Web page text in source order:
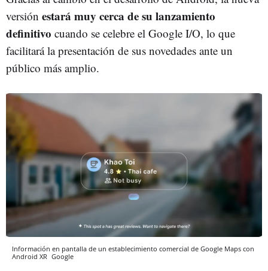
versión estará muy cerca de su lanzamiento
definitivo cuando se celebre el Google I/O, lo que
facilitará la presentación de sus novedades ante un
público más amplio.
Información en pantalla de un establecimiento comercial de Google Maps con
Android XR Google